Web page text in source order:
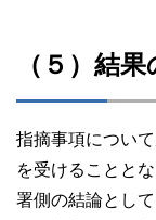
（５）結
指摘事項につい
を受けることと
署側の結論とし